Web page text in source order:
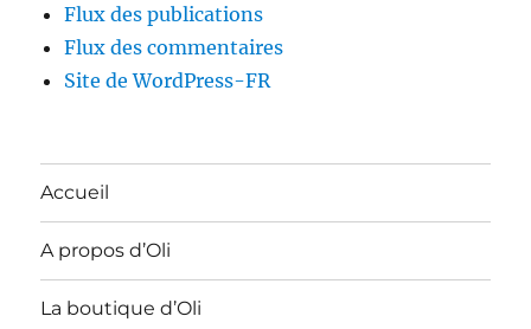
Flux des publications
Flux des commentaires
Site de WordPress-FR
Accueil
A propos d’Oli
La boutique d’Oli